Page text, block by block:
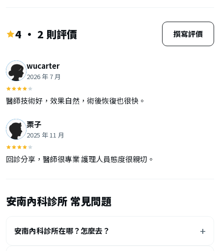
4 · 2 則評價 撰寫評價
wucarter
2026 年 7 月
醫師技術好，效果自然，術後恢復也很快。
栗子
2025 年 11 月
回診分享，醫師很專業 護理人員態度很親切。
安南內科診所 常見問題
安南內科診所在哪？怎麼去？